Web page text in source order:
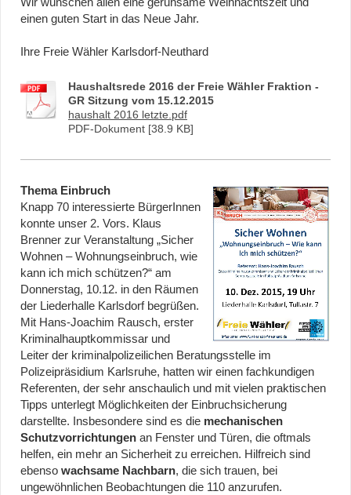
Wir wünschen allen eine geruhsame Weihnachtszeit und
einen guten Start in das Neue Jahr.
Ihre Freie Wähler Karlsdorf-Neuthard
Haushaltsrede 2016 der Freie Wähler Fraktion -
GR Sitzung vom 15.12.2015
haushalt 2016 letzte.pdf
PDF-Dokument [38.9 KB]
Thema Einbruch
Knapp 70 interessierte BürgerInnen
konnte unser 2. Vors. Klaus
Brenner zur Veranstaltung „Sicher
Wohnen – Wohnungseinbruch, wie
kann ich mich schützen?“ am
Donnerstag, 10.12. in den Räumen
der Liederhalle Karlsdorf begrüßen.
Mit Hans-Joachim Rausch, erster
Kriminalhauptkommissar und
Leiter der kriminalpolizeilichen Beratungsstelle im
Polizeipräsidium Karlsruhe, hatten wir einen fachkundigen
Referenten, der sehr anschaulich und mit vielen praktischen
Tipps unterlegt Möglichkeiten der Einbruchsicherung
darstellte. Insbesondere sind es die mechanischen
Schutzvorrichtungen an Fenster und Türen, die oftmals
helfen, ein mehr an Sicherheit zu erreichen. Hilfreich sind
ebenso wachsame Nachbarn, die sich trauen, bei
ungewöhnlichen Beobachtungen die 110 anzurufen.